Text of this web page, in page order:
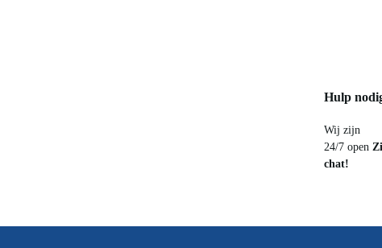
Hulp
Wij zijn
24/7 open
chat!